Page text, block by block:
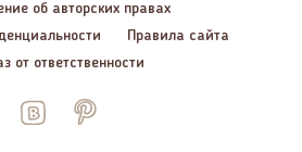
об авторских правах
Правила сайта
от ответственности